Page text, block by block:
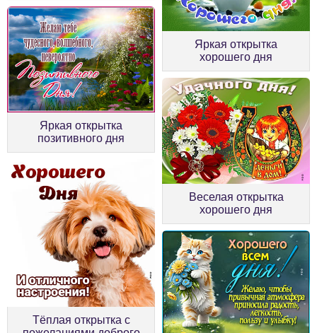
Яркая открытка
хорошего дня
Яркая открытка
позитивного дня
Веселая открытка
хорошего дня
Тёплая открытка с